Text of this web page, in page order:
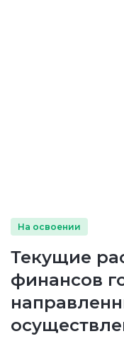
На освоении
Текущие
финансов